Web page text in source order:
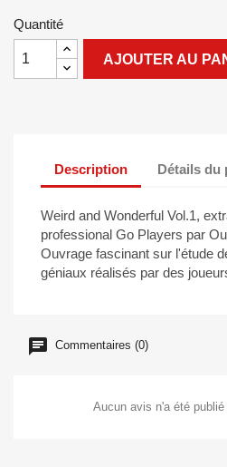
Quantité
AJOUTER AU
Description Détails du
Weird and Wonderful Vol.1,
professional Go Players par
Ouvrage fascinant sur l'étude
géniaux réalisés par des
Commentaires (0)
Aucun avis n'a été